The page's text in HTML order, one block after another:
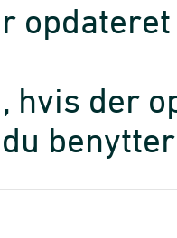
opdateret
hvis der
benytter